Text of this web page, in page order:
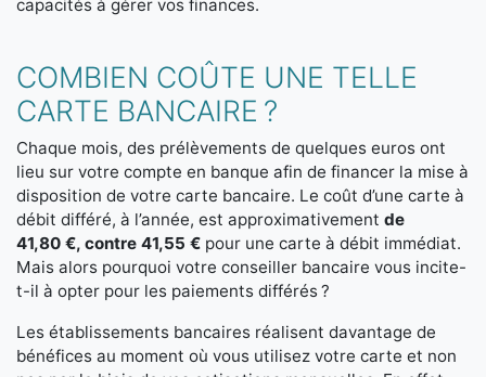
capacités à gérer vos finances.
COMBIEN COÛTE UNE TELLE
CARTE BANCAIRE ?
Chaque mois, des prélèvements de quelques euros ont
lieu sur votre compte en banque afin de financer la mise à
disposition de votre carte bancaire. Le coût d’une carte à
débit différé, à l’année, est approximativement de
41,80 €, contre 41,55 € pour une carte à débit immédiat.
Mais alors pourquoi votre conseiller bancaire vous incite-
t-il à opter pour les paiements différés ?
Les établissements bancaires réalisent davantage de
bénéfices au moment où vous utilisez votre carte et non